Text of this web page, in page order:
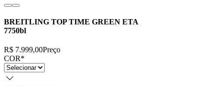
BREITLING TOP TIME GREEN ETA
7750bl
R$ 7.999,00Preço
COR*